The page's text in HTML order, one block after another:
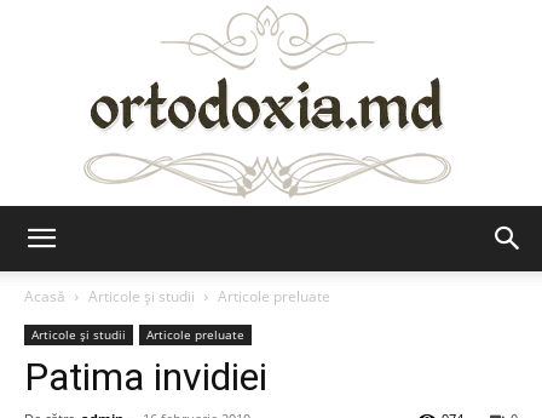
Acasă
Articole şi studii Articole preluate
Articole şi studii Articole preluate
Patima invidiei